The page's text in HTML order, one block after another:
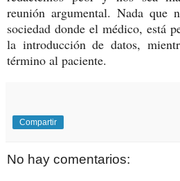
reunión argumental. Nada que
sociedad donde el médico, está
la introducción de datos,
término al paciente.
Compartir
No hay comentarios: